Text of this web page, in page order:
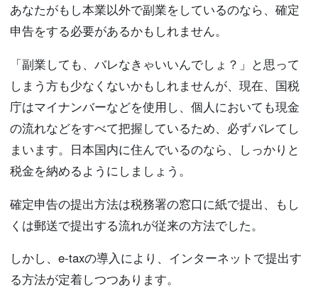
あなたがもし本業以外で副業をしているのなら、確定
申告をする必要があるかもしれません。
「副業しても、バレなきゃいいんでしょ？」と思って
しまう方も少なくないかもしれませんが、現在、国税
庁はマイナンバーなどを使用し、個人においても現金
の流れなどをすべて把握しているため、必ずバレてし
まいます。日本国内に住んでいるのなら、しっかりと
税金を納めるようにしましょう。
確定申告の提出方法は税務署の窓口に紙で提出、もし
くは郵送で提出する流れが従来の方法でした。
しかし、e-taxの導入により、インターネットで提出す
る方法が定着しつつあります。